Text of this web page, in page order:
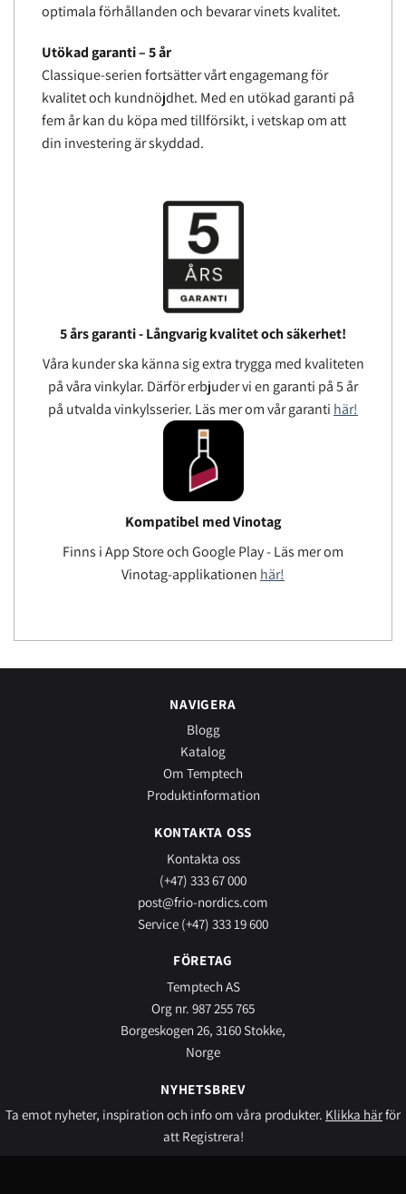
optimala förhållanden och bevarar vinets kvalitet.
Utökad garanti – 5 år
Classique-serien fortsätter vårt engagemang för
kvalitet och kundnöjdhet. Med en utökad garanti på
fem år kan du köpa med tillförsikt, i vetskap om att
din investering är skyddad.
5 års garanti - Långvarig kvalitet och säkerhet!
Våra kunder ska känna sig extra trygga med kvaliteten
på våra vinkylar. Därför erbjuder vi en garanti på 5 år
på utvalda vinkylsserier. Läs mer om vår garanti här!
Kompatibel med Vinotag
Finns i App Store och Google Play - Läs mer om
Vinotag-applikationen här!
NAVIGERA
Blogg
Katalog
Om Temptech
Produktinformation
KONTAKTA OSS
Kontakta oss
(+47) 333 67 000
post@frio-nordics.com
Service (+47) 333 19 600
FÖRETAG
Temptech AS
Org nr. 987 255 765
Borgeskogen 26, 3160 Stokke,
Norge
NYHETSBREV
Ta emot nyheter, inspiration och info om våra produkter. Klikka härför
att Registrera!